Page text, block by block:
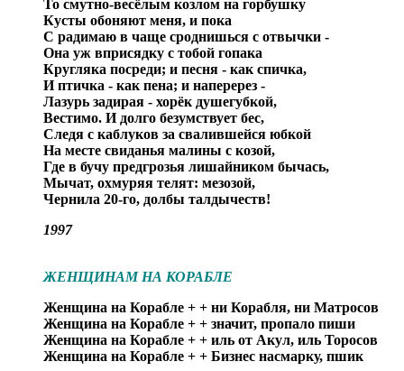
То смутно-весёлым козлом на горбушку
Кусты обоняют меня, и пока
С радимаю в чаще сроднишься с отвычки -
Она уж вприсядку с тобой гопака
Кругляка посреди; и песня - как спичка,
И птичка - как пена; и наперерез -
Лазурь задирая - хорёк душегубкой,
Вестимо. И долго безумствует бес,
Следя с каблуков за свалившейся юбкой
На месте свиданья малины с козой,
Где в бучу предгрозья лишайником бычась,
Мычат, охмуряя телят: мезозой,
Чернила 20-го, долбы талдычеств!
1997
ЖЕНЩИНАМ НА КОРАБЛЕ
Женщина на Корабле + + ни Корабля, ни Матросов
Женщина на Корабле + + значит, пропало пиши
Женщина на Корабле + + иль от Акул, иль Торосов
Женщина на Корабле + + Бизнес насмарку, пшик